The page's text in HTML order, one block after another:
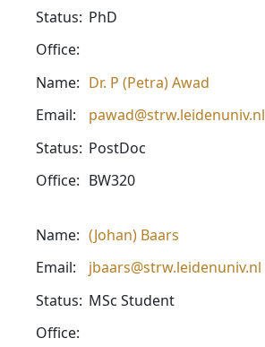
Status: PhD
Office:
Name: Dr. P (Petra) Awad
Email:
pawad@strw.leidenuniv.nl
Status: PostDoc
Office: BW320
Name: (Johan) Baars
Email:
jbaars@strw.leidenuniv.nl
Status: MSc Student
Office: